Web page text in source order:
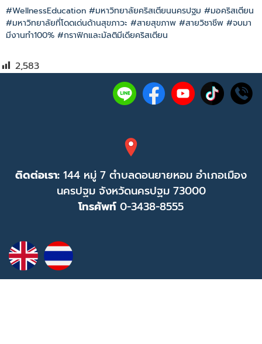
#WellnessEducation #มหาวิทยาลัยคริสเตียนนครปฐม #มอคริสเตียน
#มหาวิทยาลัยที่โดดเด่นด้านสุขภาวะ #สายสุขภาพ #สายวิชาชีพ #จบมา
มีงานทำ100% #กราฟิกและมัลติมีเดียคริสเตียน
2,583
ติดต่อเรา: 144 หมู่ 7 ตำบลดอนยายหอม อำเภอเมือง
นครปฐม จังหวัดนครปฐม 73000
โทรศัพท์ 0-3438-8555